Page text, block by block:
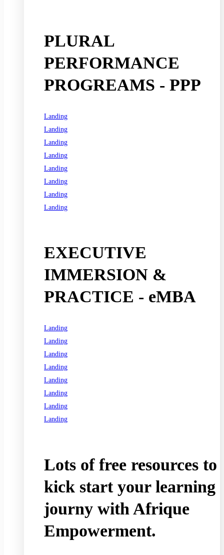
PLURAL
PERFORMANCE
PROGREAMS - PPP
Landing
Landing
Landing
Landing
Landing
Landing
Landing
Landing
EXECUTIVE
IMMERSION &
PRACTICE - eMBA
Landing
Landing
Landing
Landing
Landing
Landing
Landing
Landing
Lots of free resources to
kick start your learning
journy with Afrique
Empowerment.